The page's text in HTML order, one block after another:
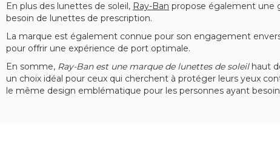
En plus des lunettes de soleil, Ray-Ban propose également une
besoin de lunettes de prescription.
La marque est également connue pour son engagement
pour offrir une expérience de port optimale.
En somme, Ray-Ban est une marque de lunettes de soleilhaut
un choix idéal pour ceux qui cherchent à protéger leurs yeux
le même design emblématique pour les personnes ayant